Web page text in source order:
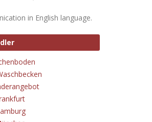
in English language.